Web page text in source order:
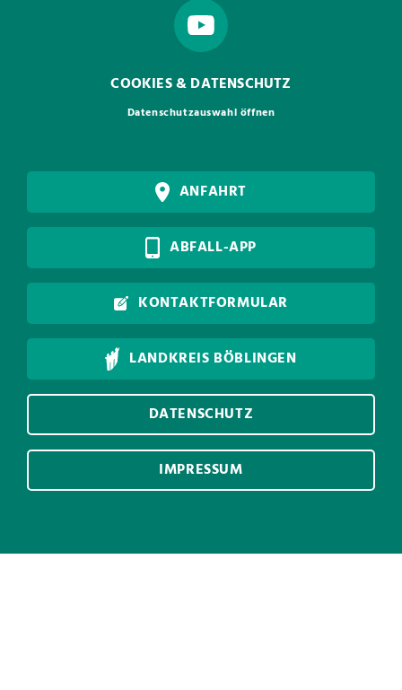
COOKIES & DATENSCHUTZ
Datenschutzauswahl öffnen
ANFAHRT
ABFALL-APP
KONTAKTFORMULAR
LANDKREIS BÖBLINGEN
DATENSCHUTZ
IMPRESSUM